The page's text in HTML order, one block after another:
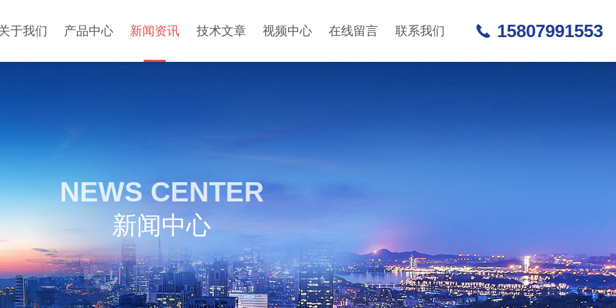
于我们 产品中心 新闻资讯 技术文章 视频中心 在线留言 联系我们 15807991553
NEWS CENTER
新闻中心